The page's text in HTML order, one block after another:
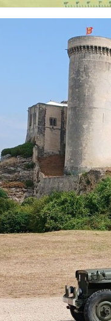
de toutes nationalités et de